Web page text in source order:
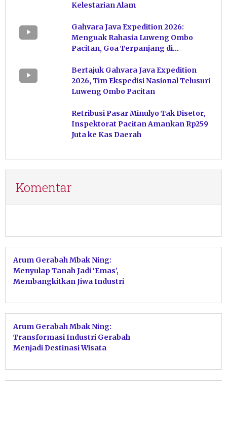
Kelestarian Alam
Gahvara Java Expedition 2026:
Menguak Rahasia Luweng Ombo
Pacitan, Goa Terpanjang di
Bertajuk Gahvara Java Expedition
2026, Tim Ekspedisi Nasional Telusuri
Luweng Ombo Pacitan
Retribusi Pasar Minulyo Tak Disetor,
Inspektorat Pacitan Amankan Rp259
Juta ke Kas Daerah
Komentar
Arum Gerabah Mbak Ning:
Menyulap Tanah Jadi ‘Emas’,
Membangkitkan Jiwa Industri
Arum Gerabah Mbak Ning:
Transformasi Industri Gerabah
Menjadi Destinasi Wisata